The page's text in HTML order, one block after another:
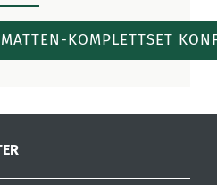
KOMPLETTSET